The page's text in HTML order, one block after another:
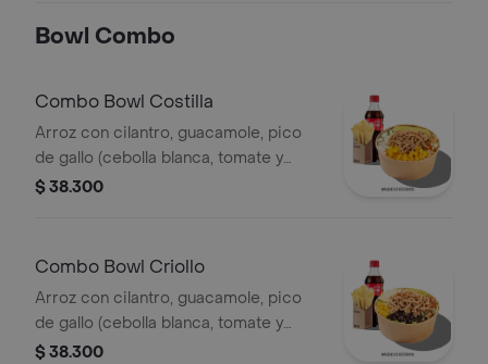
Bowl Combo
Combo Bowl Costilla
Arroz con cilantro, guacamole, pico
de gallo (cebolla blanca, tomate y
cilantro), piña calada asada y costilla
$ 38.300
Combo Bowl Criollo
Arroz con cilantro, guacamole, pico
de gallo (cebolla blanca, tomate y
cilantro), carne de res desmechada,
$ 38.300